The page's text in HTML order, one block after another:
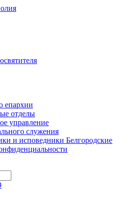
епархии
отделы
управление
служения
и исповедники Белгородские